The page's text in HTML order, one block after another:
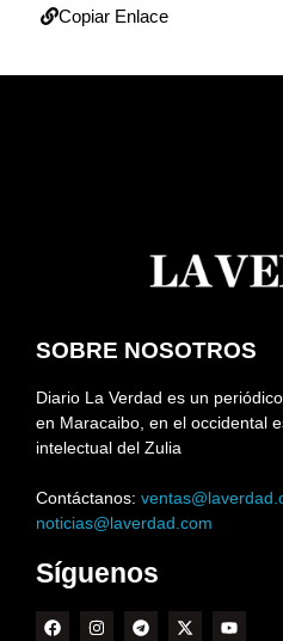
Copiar Enlace
SOBRE NOSOTROS
Diario La Verdad es un
en Maracaibo, en el occidental
intelectual del Zulia
Contáctanos:
noticias@laverdad.com
Síguenos